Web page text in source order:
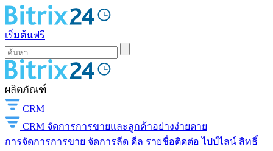
เริ่มต้นฟรี
ผลิตภัณฑ์
CRM
CRM จัดการการขายและลูกค้าอย่างง่ายดาย
การจัดการการขาย จัดการลีด ดีล รายชื่อติดต่อ ไปป์ไลน์ สิทธิ์